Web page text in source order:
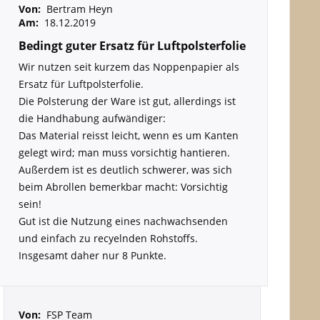
Von: Bertram Heyn
Am: 18.12.2019
Bedingt guter Ersatz für Luftpolsterfolie
Wir nutzen seit kurzem das Noppenpapier als
Ersatz für Luftpolsterfolie.
Die Polsterung der Ware ist gut, allerdings ist
die Handhabung aufwändiger:
Das Material reisst leicht, wenn es um Kanten
gelegt wird; man muss vorsichtig hantieren.
Außerdem ist es deutlich schwerer, was sich
beim Abrollen bemerkbar macht: Vorsichtig
sein!
Gut ist die Nutzung eines nachwachsenden
und einfach zu recyelnden Rohstoffs.
Insgesamt daher nur 8 Punkte.
Von: FSP Team